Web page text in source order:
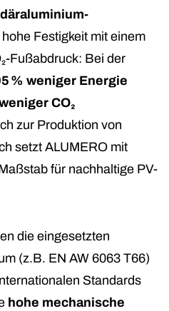
Festigkeit mit einem
Fußabdruck: Bei der
% weniger Energie
CO₂
zur Produktion von
setzt ALUMERO mit
für nachhaltige PV-
die eingesetzten
(z.B. EN AW 6063 T66)
Standards
hohe mechanische